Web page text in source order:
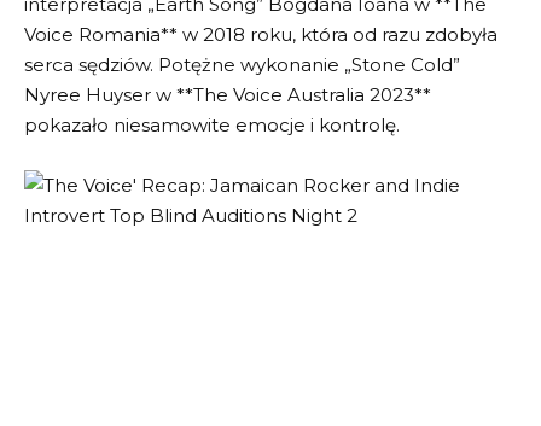
Voice Romania** w 2018 roku, która od razu zdobyła
serca sędziów. Potężne wykonanie „Stone Cold”
Nyree Huyser w **The Voice Australia 2023**
pokazało niesamowite emocje i kontrolę.